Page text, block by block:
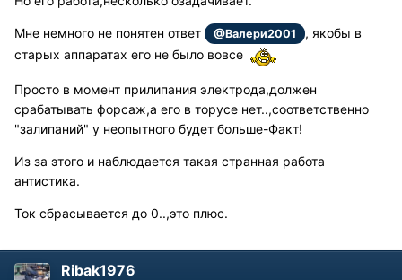
Мне немного не понятен ответ @Валери2001
, якобы в
старых аппаратах его не было вовсе
Просто в момент прилипания электрода,должен
срабатывать форсаж,а его в торусе нет..,соответственно
"залипаний" у неопытного будет больше-Факт!
Из за этого и наблюдается такая странная работа
антистика.
Ток сбрасывается до 0..,это плюс.
Ribak1976